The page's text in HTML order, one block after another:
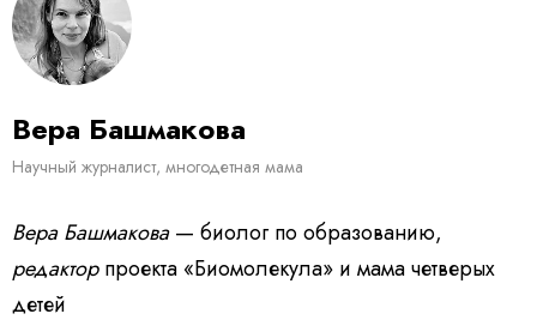
Вера Башмакова
Научный журналист, многодетная мама
Вера Башмакова— биолог по образованию,
редакторпроекта «Биомолекула» и мама четверых
детей